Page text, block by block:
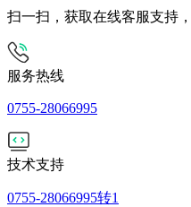
扫一扫，获取在线客服支持
服务热线
0755-28066995
技术支持
0755-28066995转1